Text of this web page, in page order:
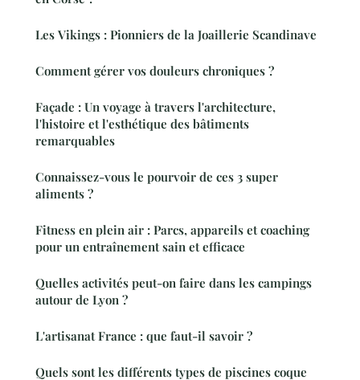
Les Vikings : Pionniers de la Joaillerie Scandinave
Comment gérer vos douleurs chroniques ?
Façade : Un voyage à travers l'architecture,
l'histoire et l'esthétique des bâtiments
remarquables
Connaissez-vous le pourvoir de ces 3 super
aliments ?
Fitness en plein air : Parcs, appareils et coaching
pour un entraînement sain et efficace
Quelles activités peut-on faire dans les campings
autour de Lyon ?
L'artisanat France : que faut-il savoir ?
Quels sont les différents types de piscines coque